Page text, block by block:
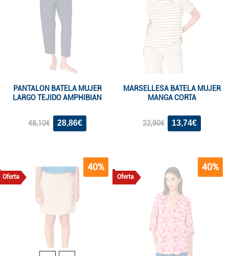
PANTALON BATELA MUJER
LARGO TEJIDO AMPHIBIAN
48,10€ 28,86€
MARSELLESA BATELA MUJER
MANGA CORTA
22,90€ 13,74€
Oferta
40%
Oferta
40%